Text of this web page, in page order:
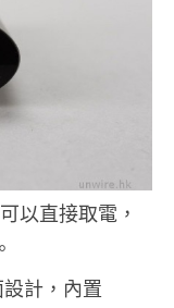
以直接取電，
計，內置